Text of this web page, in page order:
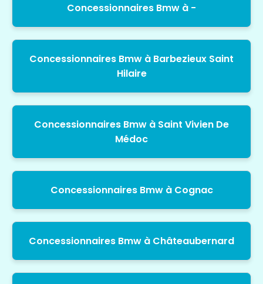
Concessionnaires Bmw à -
Concessionnaires Bmw à Barbezieux Saint
Hilaire
Concessionnaires Bmw à Saint Vivien De
Médoc
Concessionnaires Bmw à Cognac
Concessionnaires Bmw à Châteaubernard